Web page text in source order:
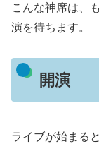
こんな神席は、
演を待ちます。
開演
ライブが始まる